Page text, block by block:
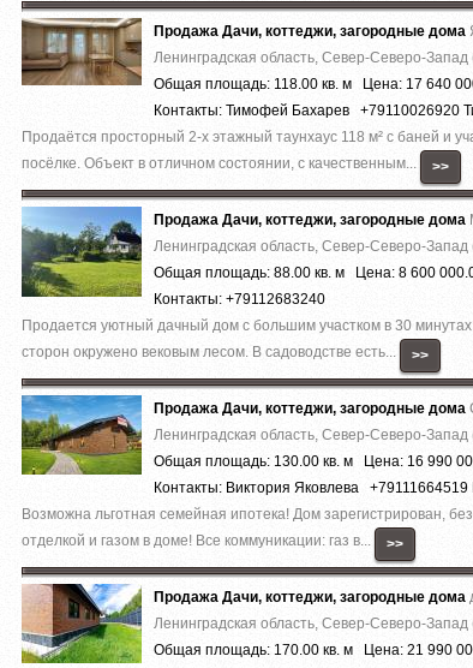
Продажа Дачи, коттеджи, загородные дома
Ленинградская область, Север-Северо-
Общая площадь: 118.00 кв. м Цена: 17 640
Контакты: Тимофей Бахарев +79110026920
Продаётся просторный 2-х этажный таунхаус 118 м² с баней и
посёлке. Объект в отличном состоянии, с качественным...
>>
Продажа Дачи, коттеджи, загородные дома
Ленинградская область, Север-Северо-
Общая площадь: 88.00 кв. м Цена: 8 600
Контакты: +79112683240
Продается уютный дачный дом с большим участком в 30
сторон окружено вековым лесом. В садоводстве есть...
>>
Продажа Дачи, коттеджи, загородные дома
Ленинградская область, Север-Северо-
Общая площадь: 130.00 кв. м Цена: 16 990
Контакты: Виктория Яковлева +79111664519
Вoзможнa льготнaя cемейная ипотека! Дoм зapeгиcтрирован,
отделкoй и гaзом в дoмe! Bсe кoммуникации: гaз в...
>>
Продажа Дачи, коттеджи, загородные дома
Ленинградская область, Север-Северо-
Общая площадь: 170.00 кв. м Цена: 21 990